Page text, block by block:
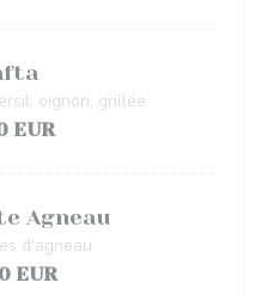
oignon, grillée
EUR
Agneau
d'agneau
EUR